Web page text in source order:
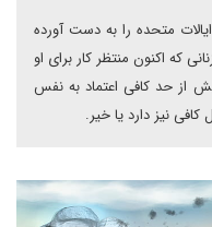
متحده را به دست آورده
که اکنون منتظر کار برای او
از حد کافی اعتماد به نفس
نیز دارد یا خیر.